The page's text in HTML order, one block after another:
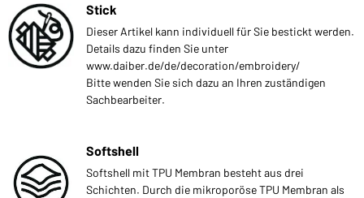
Stick
Dieser Artikel kann individuell für Sie bestickt werden.
Details dazu finden Sie unter
www.daiber.de/de/decoration/embroidery/
Bitte wenden Sie sich dazu an Ihren zuständigen
Sachbearbeiter.
Softshell
Softshell mit TPU Membran besteht aus drei
Schichten. Durch die mikroporöse TPU Membran als